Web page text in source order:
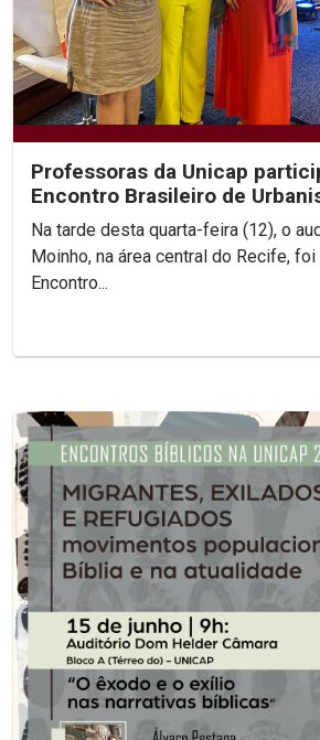
Professoras da Unicap
Encontro Brasileiro de
Centrais
Na tarde desta quarta-feira (12), o
Moinho, na área central do Recife,
Encontro...